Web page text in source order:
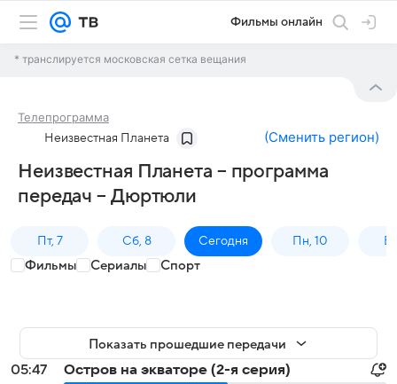
Фильмы онлайн
* транслируется московская сетка вещания
Телепрограмма
Неизвестная Планета (Сменить регион)
Неизвестная Планета – программа
передач – Дюртюли
Пт, 7 Сб, 8 Сегодня Пн, 10
Фильмы Сериалы Спорт
Показать прошедшие передачи
05:47
Остров на экваторе (2-я серия)